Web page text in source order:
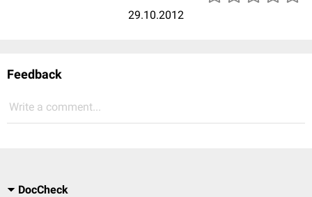
29.10.2012
Feedback
Write a comment...
DocCheck